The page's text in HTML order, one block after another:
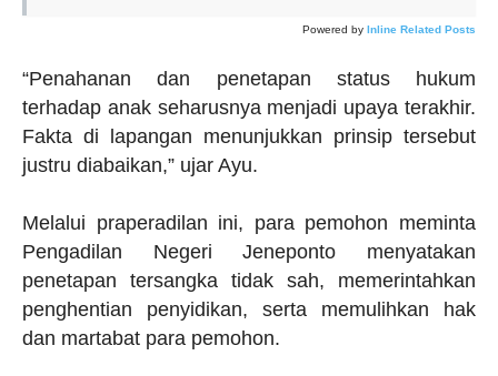
Powered by Inline Related Posts
“Penahanan dan penetapan status hukum
terhadap anak seharusnya menjadi upaya terakhir.
Fakta di lapangan menunjukkan prinsip tersebut
justru diabaikan,” ujar Ayu.
Melalui praperadilan ini, para pemohon meminta
Pengadilan Negeri Jeneponto menyatakan
penetapan tersangka tidak sah, memerintahkan
penghentian penyidikan, serta memulihkan hak
dan martabat para pemohon.